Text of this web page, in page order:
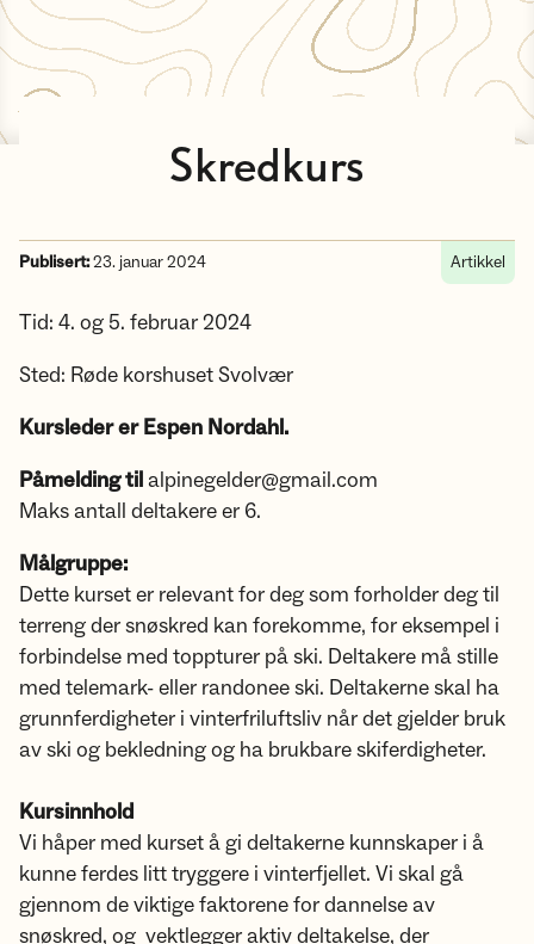
Skredkurs
Publisert:23. januar 2024 Artikkel
Tid: 4. og 5. februar 2024
Sted: Røde korshuset Svolvær
Kursleder er Espen Nordahl.
Påmelding tilalpinegelder@gmail.com
Maks antall deltakere er 6.
Målgruppe:
Dette kurset er relevant for deg som forholder deg til
terreng der snøskred kan forekomme, for eksempel i
forbindelse med toppturer på ski. Deltakere må stille
med telemark- eller randonee ski. Deltakerne skal ha
grunnferdigheter i vinterfriluftsliv når det gjelder bruk
av ski og bekledning og ha brukbare skiferdigheter.
Kursinnhold
Vi håper med kurset å gi deltakerne kunnskaper i å
kunne ferdes litt tryggere i vinterfjellet. Vi skal gå
gjennom de viktige faktorene for dannelse av
snøskred, og vektlegger aktiv deltakelse, der